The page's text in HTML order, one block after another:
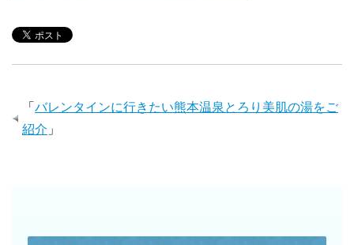
「 バレンタインに行きたい熊本温泉とろり美肌の湯をご
紹介 」